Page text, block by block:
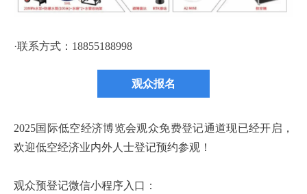
·联系方式： 18855188998
观众报名
2025国际低空经济博览会观众免费登记通道现已经开启，
欢迎低空经济业内外人士登记预约参观！
观众预登记微信小程序入口：